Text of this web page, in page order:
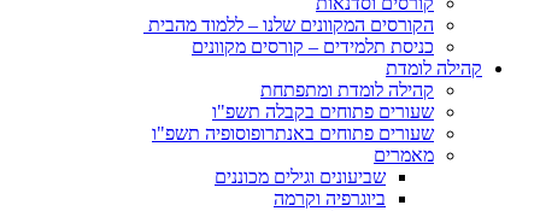
הקורסים המקוונים שלנו – ללמוד מהבית
כניסת תלמידים – קורסים מקוונים
קהילה לומדת
קהילה לומדת ומתפתחת
שעורים פתוחים בקבלה תשפ"ו
שעורים פתוחים באנתרופוסופיה תשפ"ו
מאמרים
שביעונים וגילים מכוננים
ביוגרפיה וקרמה